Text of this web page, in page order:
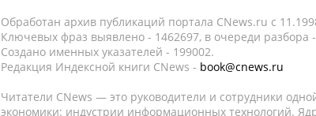
Обработан архив публикаций портала CNews.ru c
Ключевых фраз выявлено - 1462697, в очереди разбора
Создано именных указателей - 199002.
Редакция Индексной книги CNews - book@cnews.ru
Читатели CNews — это руководители и сотрудники
экономики: индустрии информационных технологий.